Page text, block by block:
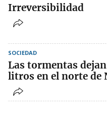
Irreversibilidad
SOCIEDAD
Las tormentas
litros en el norte de